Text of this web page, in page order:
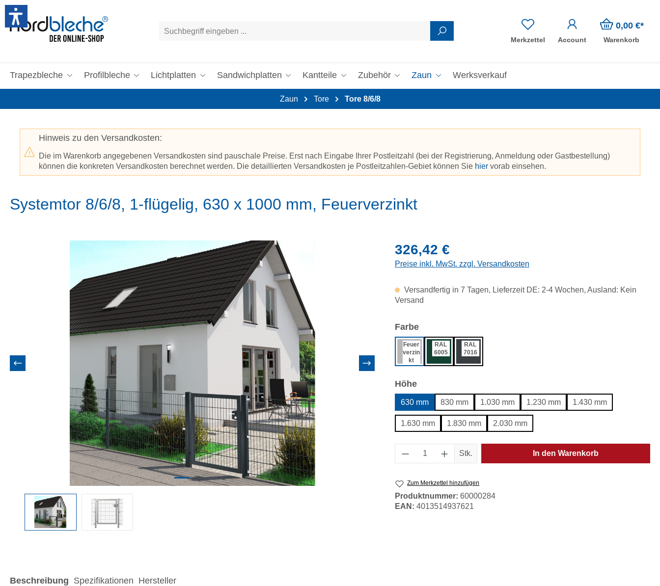
Hauptinhalt springen
Zur Suche springen
Merkzettel Account
0,00 €*
Warenkorb
Trapezbleche Profilbleche Lichtplatten Sandwichplatten Kantteile Zubehör Zaun Werksverkauf
Zaun Tore Tore 8/6/8
Hinweis zu den Versandkosten:
Die im Warenkorb angegebenen Versandkosten sind pauschale Preise. Erst nach Eingabe Ihrer Postleitzahl (bei der Registrierung, Anmeldung oder Gastbestellung)
können die konkreten Versandkosten berechnet werden. Die detaillierten Versandkosten je Postleitzahlen-Gebiet können Sie hier vorab einsehen.
Systemtor 8/6/8, 1-flügelig, 630 x 1000 mm, Feuerverzinkt
Regulärer Preis:
326,42 €
Preise inkl. MwSt. zzgl. Versandkosten
Versandfertig in 7 Tagen, Lieferzeit DE: 2-4 Wochen, Ausland: Kein
Versand
Farbeauswählen
Feuer
verzin
kt
RAL
6005
RAL
7016
Höheauswählen
630 mm 830 mm 1.030 mm 1.230 mm 1.430 mm
1.630 mm 1.830 mm 2.030 mm
Produkt Anzahl: Gib den gewünschten Wert ein
Stk. In den Warenkorb
Zum Merkzettel hinzufügen
Produktnummer: 60000284
EAN: 4013514937621
Beschreibung Spezifikationen Hersteller